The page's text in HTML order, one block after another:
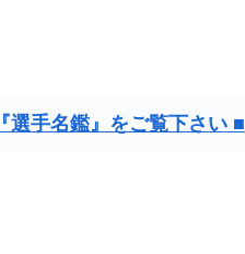
選手名鑑』をご覧下さい ■